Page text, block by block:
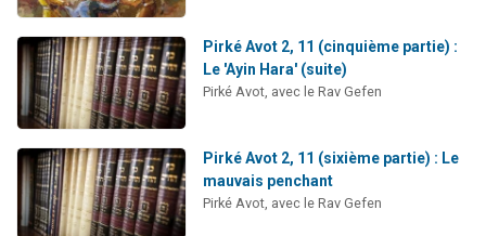
Pirké Avot 2, 11 (cinquième partie) :
Le 'Ayin Hara' (suite)
Pirké Avot, avec le Rav Gefen
Pirké Avot 2, 11 (sixième partie) : Le
mauvais penchant
Pirké Avot, avec le Rav Gefen